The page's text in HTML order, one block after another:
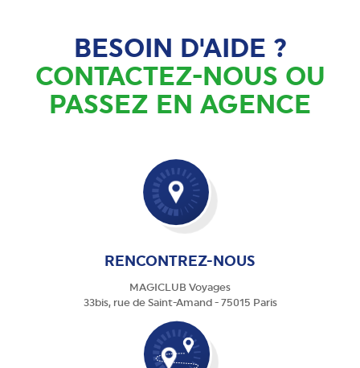
BESOIN D'AIDE ?
CONTACTEZ-NOUS OU
PASSEZ EN AGENCE
RENCONTREZ-NOUS
MAGICLUB Voyages
33bis, rue de Saint-Amand - 75015 Paris